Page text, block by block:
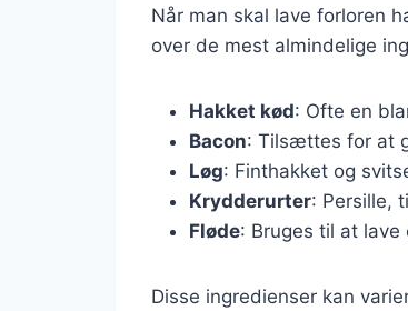
Når man skal lave forloren
over de mest almindelige
Hakket kød: Ofte en
Bacon: Tilsættes for at
Løg: Finthakket og
Krydderurter: Persille,
Fløde: Bruges til at
Disse ingredienser kan